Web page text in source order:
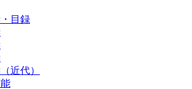
目録
近代）